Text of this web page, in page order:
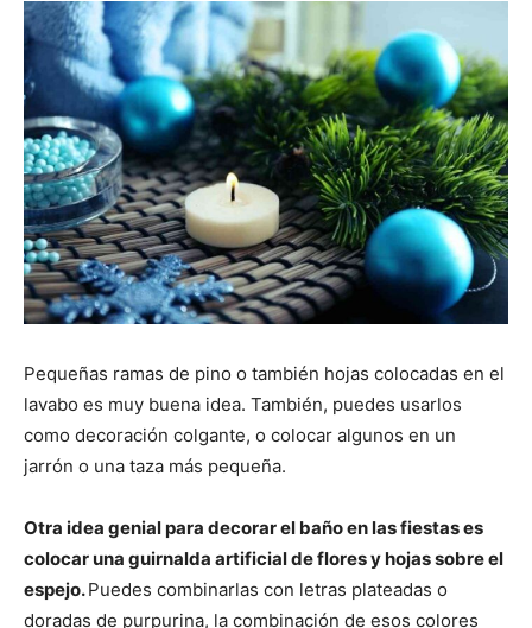
Pequeñas ramas de pino o también hojas colocadas en el
lavabo es muy buena idea. También, puedes usarlos
como decoración colgante, o colocar algunos en un
jarrón o una taza más pequeña.
Otra idea genial para decorar el baño en las fiestas es
colocar una guirnalda artificial de flores y hojas sobre el
espejo.Puedes combinarlas con letras plateadas o
doradas de purpurina, la combinación de esos colores